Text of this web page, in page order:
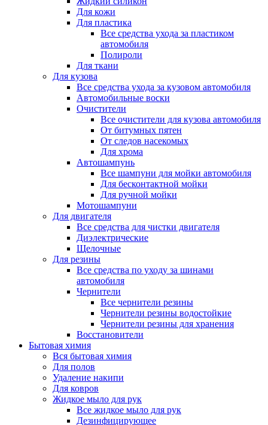
Для кожи
Для пластика
Все средства ухода за пластиком
автомобиля
Полироли
Для ткани
Для кузова
Все средства ухода за кузовом автомобиля
Автомобильные воски
Очистители
Все очистители для кузова автомобиля
От битумных пятен
От следов насекомых
Для хрома
Автошампунь
Все шампуни для мойки автомобиля
Для бесконтактной мойки
Для ручной мойки
Мотошампуни
Для двигателя
Все средства для чистки двигателя
Диэлектрические
Щелочные
Для резины
Все средства по уходу за шинами
автомобиля
Чернители
Все чернители резины
Чернители резины водостойкие
Чернители резины для хранения
Восстановители
Бытовая химия
Вся бытовая химия
Для полов
Удаление накипи
Для ковров
Жидкое мыло для рук
Все жидкое мыло для рук
Дезинфицирующее